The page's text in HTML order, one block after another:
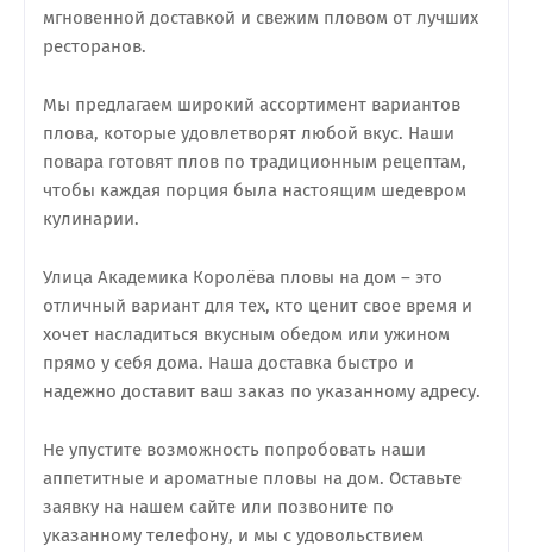
мгновенной доставкой и свежим пловом от лучших
ресторанов.
Мы предлагаем широкий ассортимент вариантов
плова, которые удовлетворят любой вкус. Наши
повара готовят плов по традиционным рецептам,
чтобы каждая порция была настоящим шедевром
кулинарии.
Улица Академика Королёва пловы на дом – это
отличный вариант для тех, кто ценит свое время и
хочет насладиться вкусным обедом или ужином
прямо у себя дома. Наша доставка быстро и
надежно доставит ваш заказ по указанному адресу.
Не упустите возможность попробовать наши
аппетитные и ароматные пловы на дом. Оставьте
заявку на нашем сайте или позвоните по
указанному телефону, и мы с удовольствием